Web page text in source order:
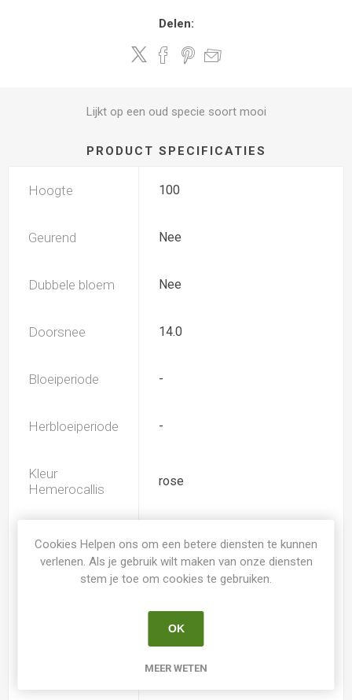
Delen:
Lijkt op een oud specie soort mooi
PRODUCT SPECIFICATIES
Hoogte 100
Geurend Nee
Dubbele bloem Nee
Doorsnee 14.0
Bloeiperiode -
Herbloeiperiode -
Kleur
Hemerocallis
rose
Spider
Bladverliezend
Hemerocallis
Cookies Helpen ons om een betere diensten te kunnen
verlenen. Als je gebruik wilt maken van onze diensten
stem je toe om cookies te gebruiken.
OK
MEER WETEN